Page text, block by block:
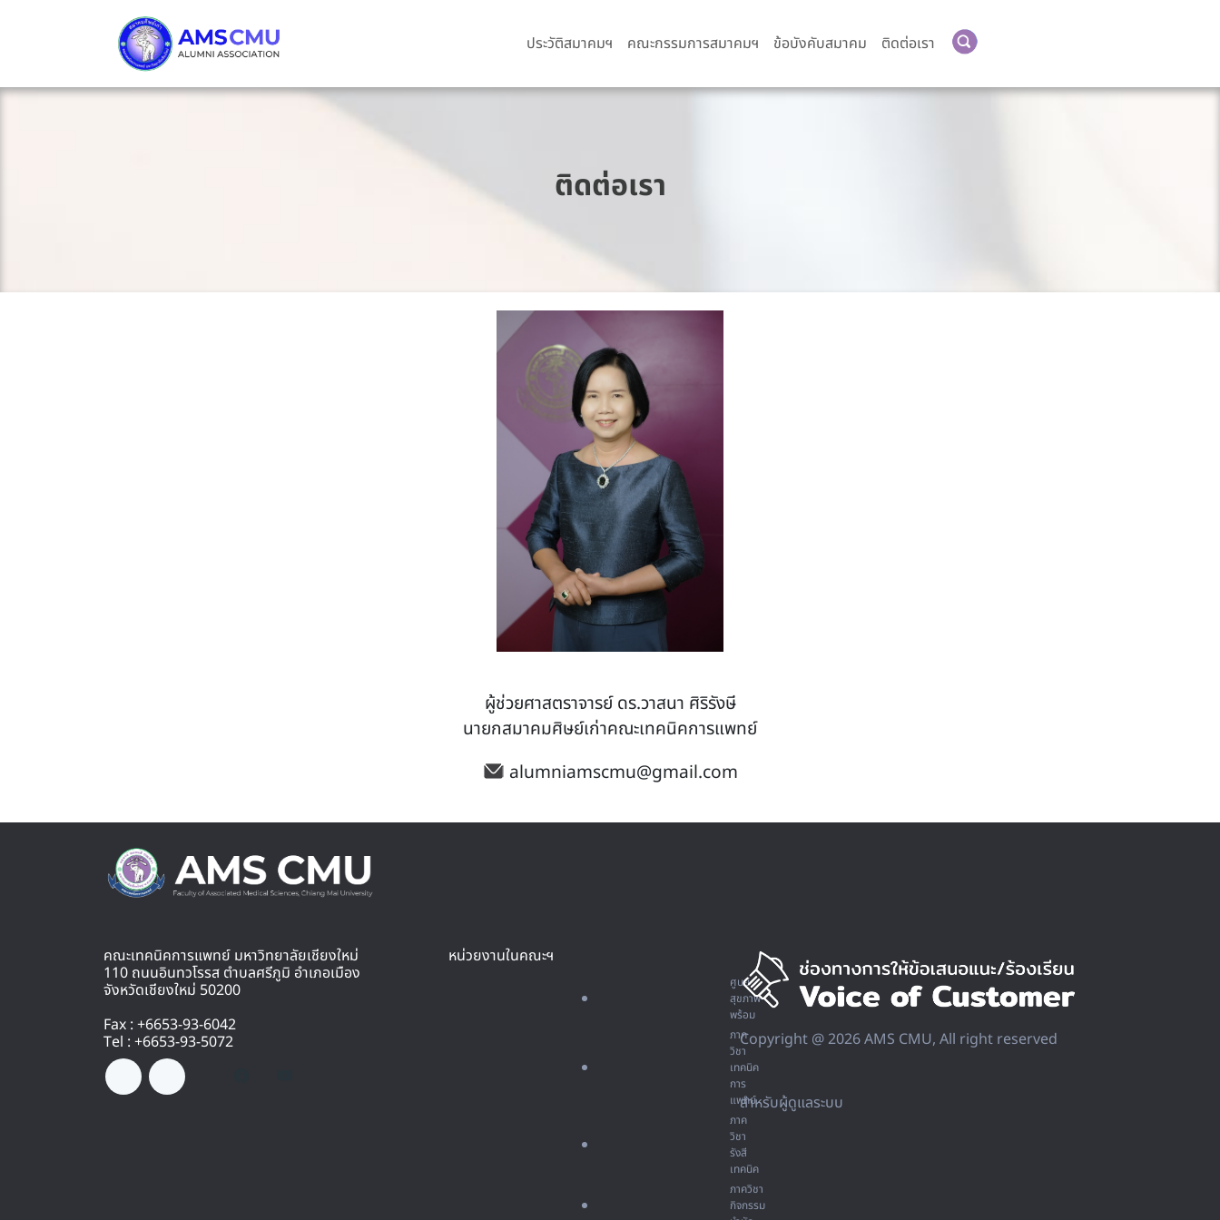
ประวัติสมาคมฯ คณะกรรมการสมาคมฯ ข้อบังคับสมาคม ติดต่อเรา
ติดต่อเรา
ผู้ช่วยศาสตราจารย์ ดร.วาสนา ศิริรังษี
นายกสมาคมศิษย์เก่าคณะเทคนิคการแพทย์
alumniamscmu@gmail.com
คณะเทคนิคการแพทย์ มหาวิทยาลัยเชียงใหม่
110 ถนนอินทวโรรส ตำบลศรีภูมิ อำเภอเมือง
จังหวัดเชียงใหม่ 50200
Fax : +6653-93-6042
Tel : +6653-93-5072
หน่วยงานในคณะฯ
ศูนย์
สุขภาพ
พร้อม
ภาค
วิชา
เทคนิค
การ
แพทย์
ภาค
วิชา
รังสี
เทคนิค
ภาควิชา
กิจกรรม
Copyright @ 2026 AMS CMU, All right reserved
สำหรับผู้ดูแลระบบ